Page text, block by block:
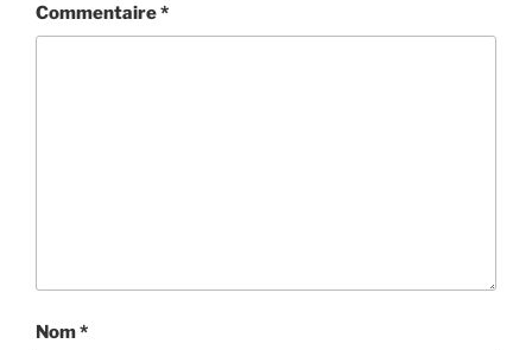
Commentaire*
Nom*